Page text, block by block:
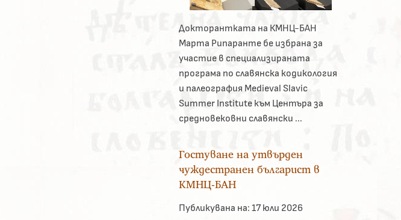
Докторантката на КМНЦ-БАН
Марта Рипаранте бе избрана за
участие в специализираната
програма по славянска кодикология
и палеография Medieval Slavic
Summer Institute към Центъра за
средновековни славянски ...
Гостуване на утвърден
чуждестранен българист в
КМНЦ-БАН
Публикувана на: 17 юли 2026